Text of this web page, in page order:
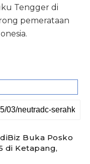
Tengger di
pemerataan
Buka Posko
di Ketapang,